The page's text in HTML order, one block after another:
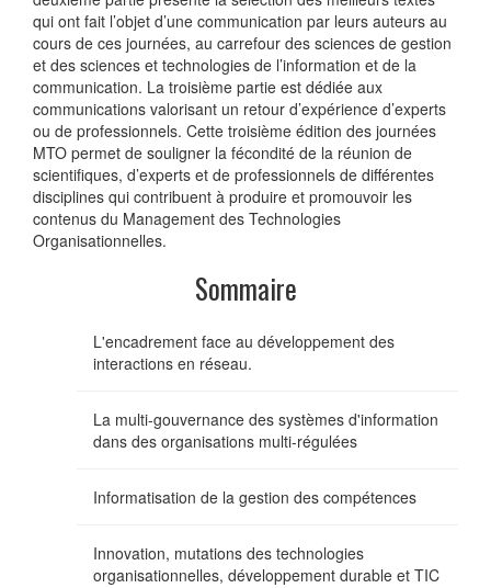
qui ont fait l’objet d’une communication par leurs auteurs au
cours de ces journées, au carrefour des sciences de gestion
et des sciences et technologies de l’information et de la
communication. La troisième partie est dédiée aux
communications valorisant un retour d’expérience d’experts
ou de professionnels. Cette troisième édition des journées
MTO permet de souligner la fécondité de la réunion de
scientifiques, d’experts et de professionnels de différentes
disciplines qui contribuent à produire et promouvoir les
contenus du Management des Technologies
Organisationnelles.
Sommaire
L'encadrement face au développement des
interactions en réseau.
La multi-gouvernance des systèmes d'information
dans des organisations multi-régulées
Informatisation de la gestion des compétences
Innovation, mutations des technologies
organisationnelles, développement durable et TIC